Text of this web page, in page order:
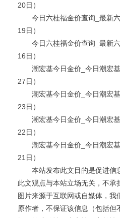
20日）
今日六桂福金价查询_最新六
19日）
今日六桂福金价查询_最新六
16日）
潮宏基今日金价_今日潮宏基
27日）
潮宏基今日金价_今日潮宏基
23日）
潮宏基今日金价_今日潮宏基
22日）
潮宏基今日金价_今日潮宏基
21日）
本站发布此文目的是促进信
此文观点与本站立场无关，不承
图片来源于互联网或自媒体，
原作者，不保证该信息（包括